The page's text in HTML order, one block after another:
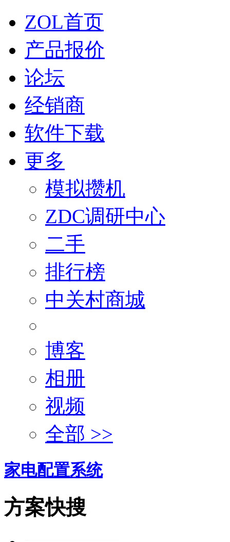
ZOL首页
产品报价
论坛
经销商
软件下载
更多
模拟攒机
ZDC调研中心
二手
排行榜
中关村商城
博客
相册
视频
全部 >>
家电配置系统
方案快搜